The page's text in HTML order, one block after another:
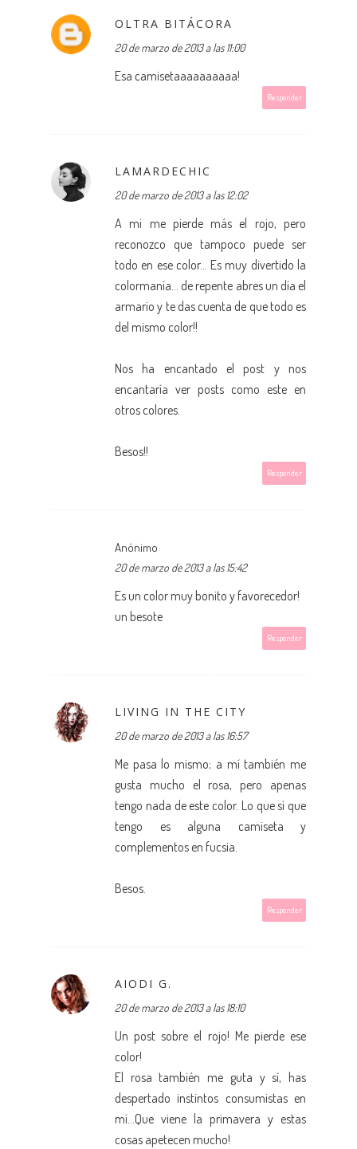
OLTRA BITÁCORA
20 de marzo de 2013 a las 11:00
Esa camisetaaaaaaaaaa!
Responder
LAMARDECHIC
20 de marzo de 2013 a las 12:02
A mi me pierde más el rojo, pero
reconozco que tampoco puede ser
todo en ese color... Es muy divertido la
colormanía... de repente abres un día el
armario y te das cuenta de que todo es
del mismo color!!
Nos ha encantado el post y nos
encantaría ver posts como este en
otros colores.
Besos!!
Responder
Anónimo
20 de marzo de 2013 a las 15:42
Es un color muy bonito y favorecedor!
un besote
Responder
LIVING IN THE CITY
20 de marzo de 2013 a las 16:57
Me pasa lo mismo; a mí también me
gusta mucho el rosa, pero apenas
tengo nada de este color. Lo que sí que
tengo es alguna camiseta y
complementos en fucsia.
Besos.
Responder
AIODI G.
20 de marzo de 2013 a las 18:10
Un post sobre el rojo! Me pierde ese
color!
El rosa también me guta y sí, has
despertado instintos consumistas en
mí...Que viene la primavera y estas
cosas apetecen mucho!